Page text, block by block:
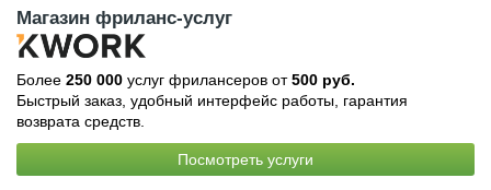
Магазин фриланс-услуг
Более 250 000 услуг фрилансеров от500 руб.
Быстрый заказ, удобный интерфейс работы, гарантия
возврата средств.
Посмотреть услуги